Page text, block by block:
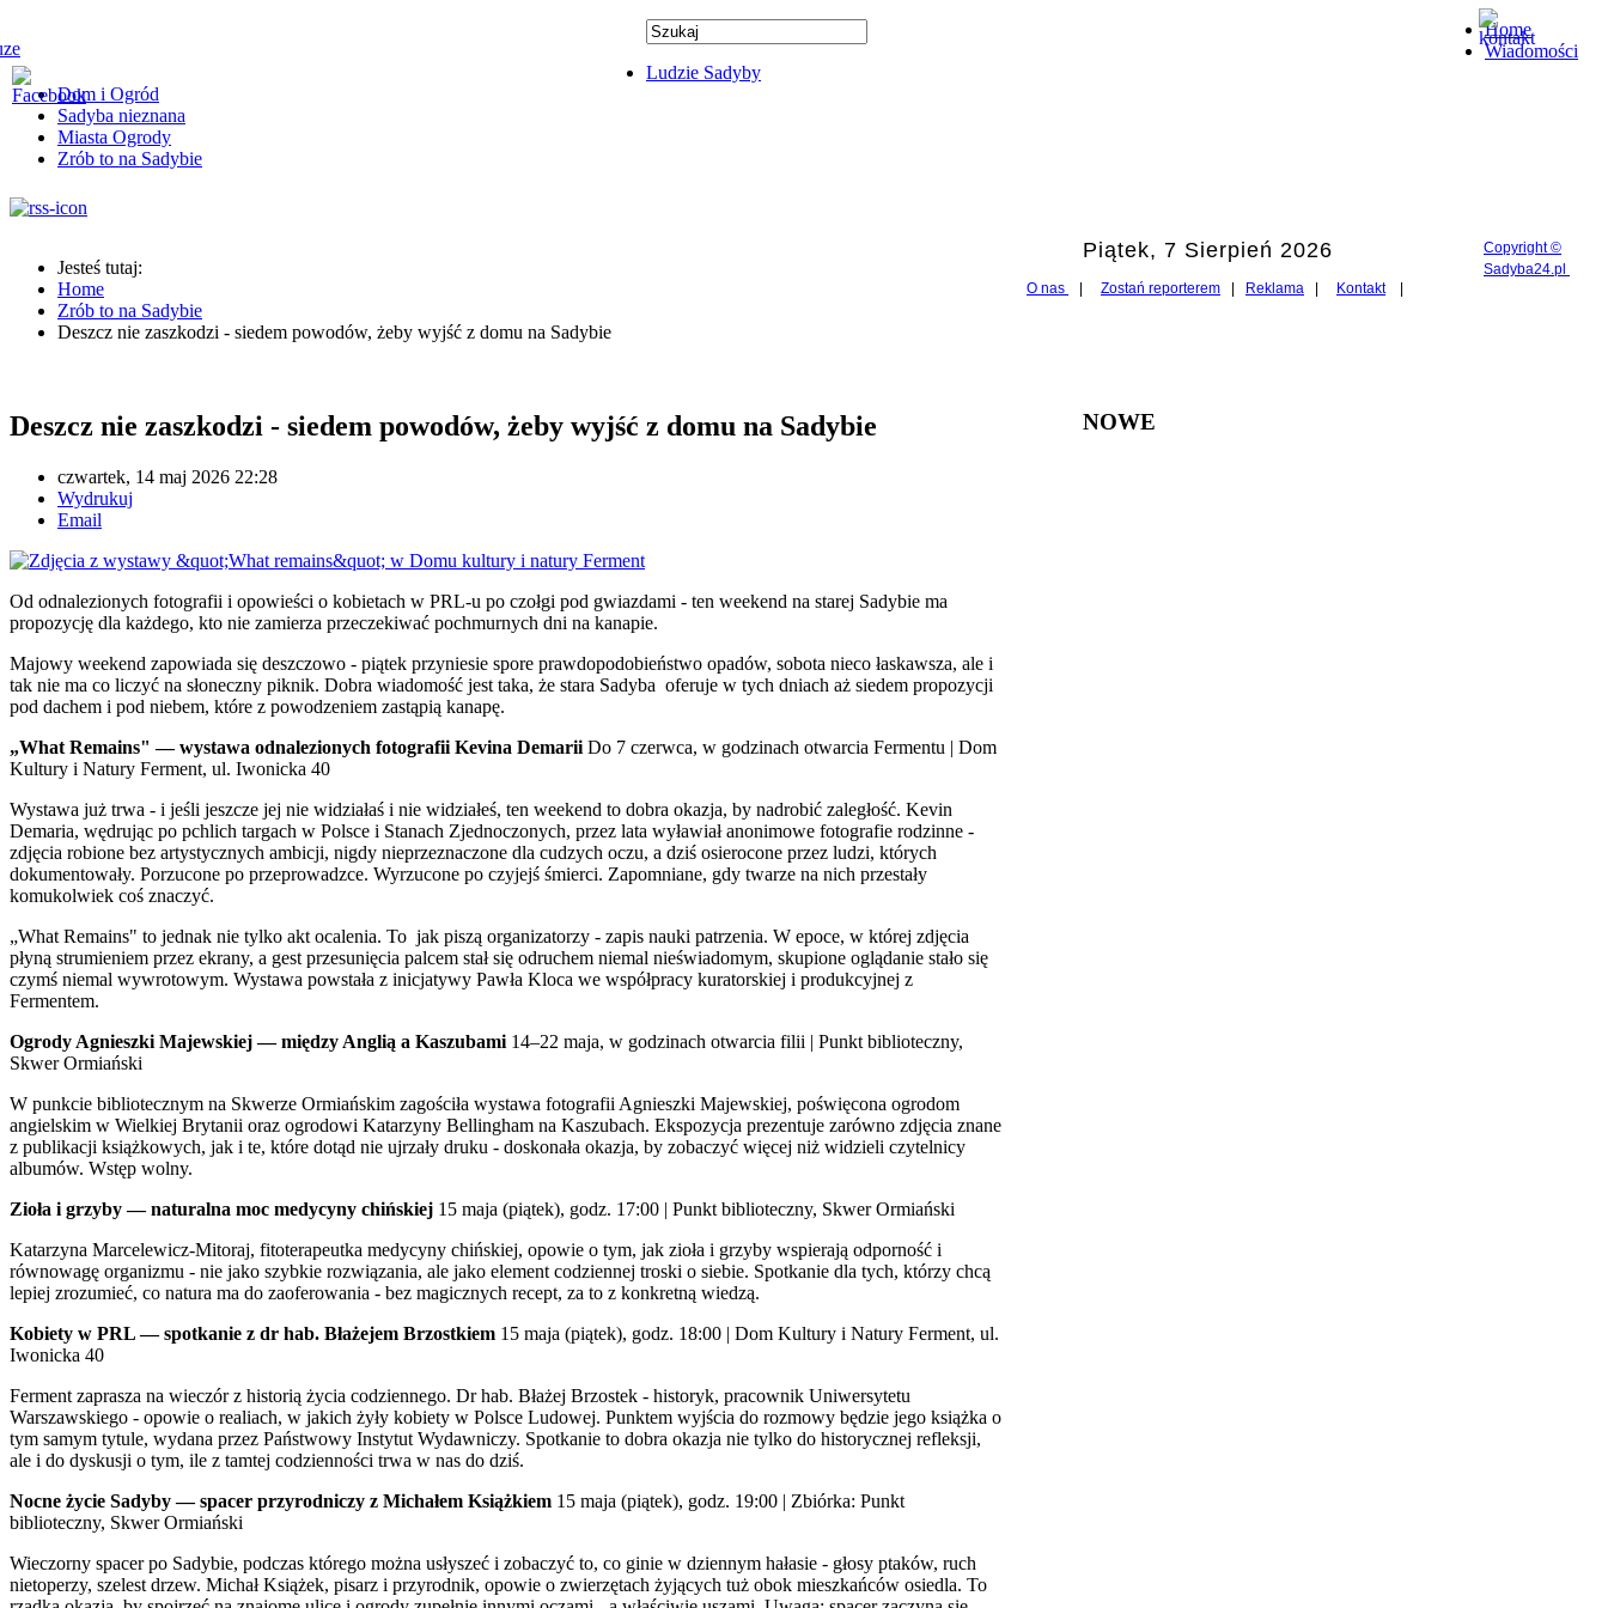
Home
Wiadomości
Ludzie Sadyby
Dom i Ogród
Sadyba nieznana
Miasta Ogrody
Zrób to na Sadybie
Jesteś tutaj:
Home
Zrób to na Sadybie
Deszcz nie zaszkodzi - siedem powodów, żeby wyjść z domu na Sadybie
Piątek, 7 Sierpień 2026
Deszcz nie zaszkodzi - siedem powodów, żeby wyjść z domu na Sadybie
czwartek, 14 maj 2026 22:28
Wydrukuj
Email
Od odnalezionych fotografii i opowieści o kobietach w PRL-u po czołgi pod gwiazdami - ten weekend na starej Sadybie ma
propozycję dla każdego, kto nie zamierza przeczekiwać pochmurnych dni na kanapie.
Majowy weekend zapowiada się deszczowo - piątek przyniesie spore prawdopodobieństwo opadów, sobota nieco łaskawsza, ale i
tak nie ma co liczyć na słoneczny piknik. Dobra wiadomość jest taka, że stara Sadyba oferuje w tych dniach aż siedem propozycji
pod dachem i pod niebem, które z powodzeniem zastąpią kanapę.
„What Remains" — wystawa odnalezionych fotografii Kevina Demarii Do 7 czerwca, w godzinach otwarcia Fermentu | Dom
Kultury i Natury Ferment, ul. Iwonicka 40
Wystawa już trwa - i jeśli jeszcze jej nie widziałaś i nie widziałeś, ten weekend to dobra okazja, by nadrobić zaległość. Kevin
Demaria, wędrując po pchlich targach w Polsce i Stanach Zjednoczonych, przez lata wyławiał anonimowe fotografie rodzinne -
zdjęcia robione bez artystycznych ambicji, nigdy nieprzeznaczone dla cudzych oczu, a dziś osierocone przez ludzi, których
dokumentowały. Porzucone po przeprowadzce. Wyrzucone po czyjejś śmierci. Zapomniane, gdy twarze na nich przestały
komukolwiek coś znaczyć.
„What Remains" to jednak nie tylko akt ocalenia. To jak piszą organizatorzy - zapis nauki patrzenia. W epoce, w której zdjęcia
płyną strumieniem przez ekrany, a gest przesunięcia palcem stał się odruchem niemal nieświadomym, skupione oglądanie stało się
czymś niemal wywrotowym. Wystawa powstała z inicjatywy Pawła Kloca we współpracy kuratorskiej i produkcyjnej z
Fermentem.
Ogrody Agnieszki Majewskiej — między Anglią a Kaszubami 14–22 maja, w godzinach otwarcia filii | Punkt biblioteczny,
Skwer Ormiański
W punkcie bibliotecznym na Skwerze Ormiańskim zagościła wystawa fotografii Agnieszki Majewskiej, poświęcona ogrodom
angielskim w Wielkiej Brytanii oraz ogrodowi Katarzyny Bellingham na Kaszubach. Ekspozycja prezentuje zarówno zdjęcia znane
z publikacji książkowych, jak i te, które dotąd nie ujrzały druku - doskonała okazja, by zobaczyć więcej niż widzieli czytelnicy
albumów. Wstęp wolny.
Zioła i grzyby — naturalna moc medycyny chińskiej 15 maja (piątek), godz. 17:00 | Punkt biblioteczny, Skwer Ormiański
Katarzyna Marcelewicz-Mitoraj, fitoterapeutka medycyny chińskiej, opowie o tym, jak zioła i grzyby wspierają odporność i
równowagę organizmu - nie jako szybkie rozwiązania, ale jako element codziennej troski o siebie. Spotkanie dla tych, którzy chcą
lepiej zrozumieć, co natura ma do zaoferowania - bez magicznych recept, za to z konkretną wiedzą.
Kobiety w PRL — spotkanie z dr hab. Błażejem Brzostkiem 15 maja (piątek), godz. 18:00 | Dom Kultury i Natury Ferment, ul.
Iwonicka 40
Ferment zaprasza na wieczór z historią życia codziennego. Dr hab. Błażej Brzostek - historyk, pracownik Uniwersytetu
Warszawskiego - opowie o realiach, w jakich żyły kobiety w Polsce Ludowej. Punktem wyjścia do rozmowy będzie jego książka o
tym samym tytule, wydana przez Państwowy Instytut Wydawniczy. Spotkanie to dobra okazja nie tylko do historycznej refleksji,
ale i do dyskusji o tym, ile z tamtej codzienności trwa w nas do dziś.
Nocne życie Sadyby — spacer przyrodniczy z Michałem Książkiem 15 maja (piątek), godz. 19:00 | Zbiórka: Punkt
biblioteczny, Skwer Ormiański
Wieczorny spacer po Sadybie, podczas którego można usłyszeć i zobaczyć to, co ginie w dziennym hałasie - głosy ptaków, ruch
nietoperzy, szelest drzew. Michał Książek, pisarz i przyrodnik, opowie o zwierzętach żyjących tuż obok mieszkańców osiedla. To
NOWE
Copyright ©
Sadyba24.pl
O nas
Zostań reporterem Reklama Kontakt|